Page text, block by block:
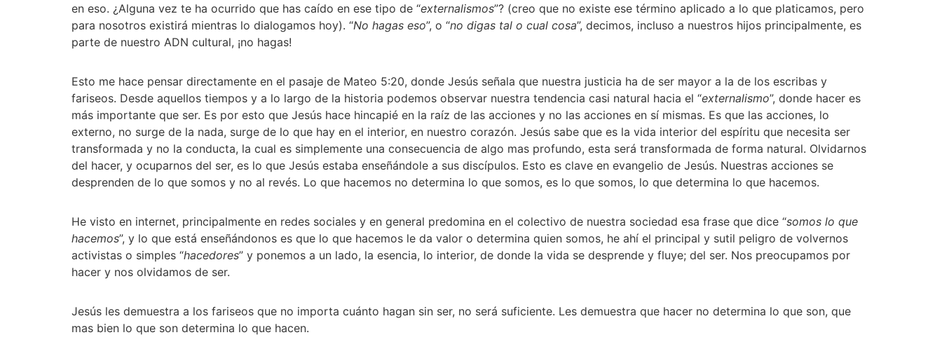
en eso. ¿Alguna vez te ha ocurrido que has caído en ese tipo de “externalismos”? (creo que no existe ese término aplicado a lo que platicamos, pero
para nosotros existirá mientras lo dialogamos hoy). “No hagas eso”, o “no digas tal o cual cosa”, decimos, incluso a nuestros hijos principalmente, es
parte de nuestro ADN cultural, ¡no hagas!
Esto me hace pensar directamente en el pasaje de Mateo 5:20, donde Jesús señala que nuestra justicia ha de ser mayor a la de los escribas y
fariseos. Desde aquellos tiempos y a lo largo de la historia podemos observar nuestra tendencia casi natural hacia el “externalismo”, donde hacer es
más importante que ser. Es por esto que Jesús hace hincapié en la raíz de las acciones y no las acciones en sí mismas. Es que las acciones, lo
externo, no surge de la nada, surge de lo que hay en el interior, en nuestro corazón. Jesús sabe que es la vida interior del espíritu que necesita ser
transformada y no la conducta, la cual es simplemente una consecuencia de algo mas profundo, esta será transformada de forma natural. Olvidarnos
del hacer, y ocuparnos del ser, es lo que Jesús estaba enseñándole a sus discípulos. Esto es clave en evangelio de Jesús. Nuestras acciones se
desprenden de lo que somos y no al revés. Lo que hacemos no determina lo que somos, es lo que somos, lo que determina lo que hacemos.
He visto en internet, principalmente en redes sociales y en general predomina en el colectivo de nuestra sociedad esa frase que dice “somos lo que
hacemos”, y lo que está enseñándonos es que lo que hacemos le da valor o determina quien somos, he ahí el principal y sutil peligro de volvernos
activistas o simples “hacedores” y ponemos a un lado, la esencia, lo interior, de donde la vida se desprende y fluye; del ser. Nos preocupamos por
hacer y nos olvidamos de ser.
Jesús les demuestra a los fariseos que no importa cuánto hagan sin ser, no será suficiente. Les demuestra que hacer no determina lo que son, que
mas bien lo que son determina lo que hacen.